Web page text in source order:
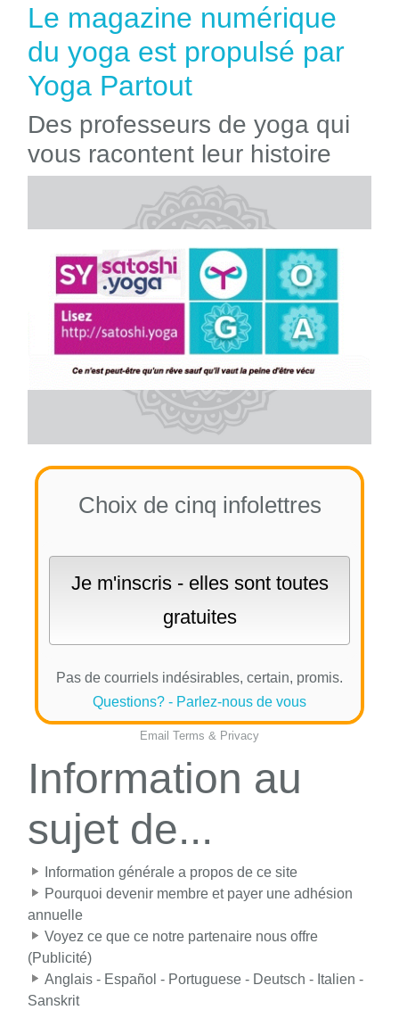
Le magazine numérique
du yoga est propulsé par
Yoga Partout
Des professeurs de yoga qui
vous racontent leur histoire
Choix de cinq infolettres
Pas de courriels indésirables, certain, promis.
Questions? - Parlez-nous de vous
Email Terms & Privacy
Information au
sujet de...
Information générale a propos de ce site
Pourquoi devenir membre et payer une adhésion
annuelle
Voyez ce que ce notre partenaire nous offre
(Publicité)
Anglais - Español - Portuguese - Deutsch - Italien -
Sanskrit